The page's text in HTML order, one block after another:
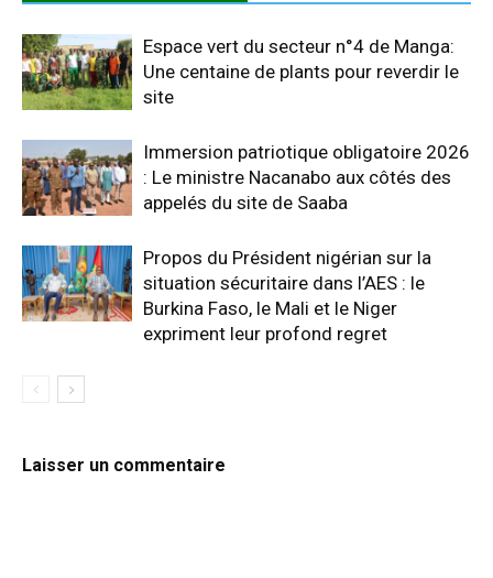
Espace vert du secteur n°4 de Manga:
Une centaine de plants pour reverdir le
site
Immersion patriotique obligatoire 2026
: Le ministre Nacanabo aux côtés des
appelés du site de Saaba
Propos du Président nigérian sur la
situation sécuritaire dans l’AES : le
Burkina Faso, le Mali et le Niger
expriment leur profond regret
Laisser un commentaire